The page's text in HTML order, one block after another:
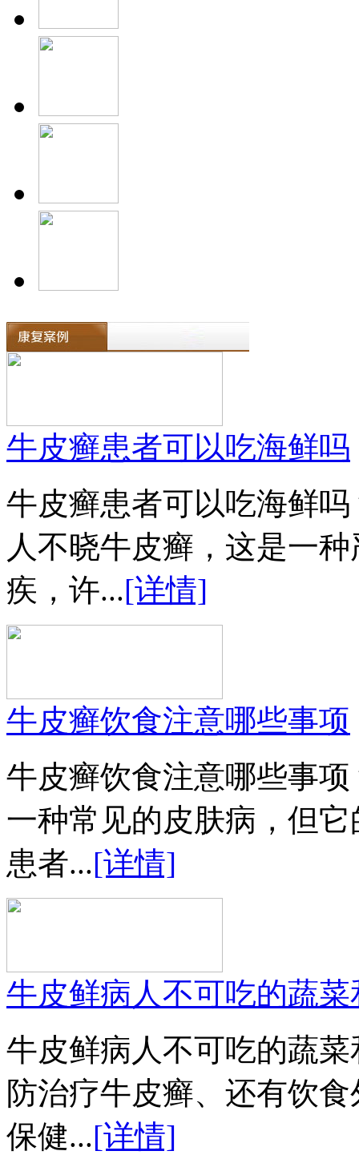
牛皮癣患者可以吃海鲜吗
牛皮癣患者可以吃海鲜
人不晓牛皮癣，这是一
疾，许...[详情]
牛皮癣饮食注意哪些事项
牛皮癣饮食注意哪些事
一种常见的皮肤病，但
患者...[详情]
牛皮鲜病人不可吃的蔬菜
牛皮鲜病人不可吃的蔬
防治疗牛皮癣、还有饮
保健...[详情]